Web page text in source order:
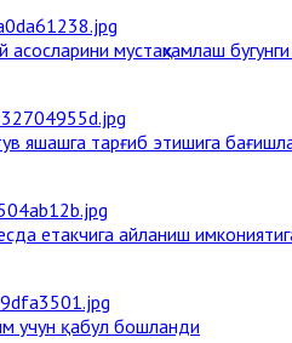
мустаҳкамлаш
яшашга тарғиб этишига
етакчига айланиш
учун қабул бошланди